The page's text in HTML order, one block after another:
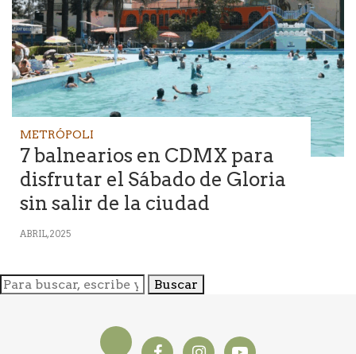
METRÓPOLI
7 balnearios en CDMX para
disfrutar el Sábado de Gloria
sin salir de la ciudad
ABRIL, 2025
Buscar